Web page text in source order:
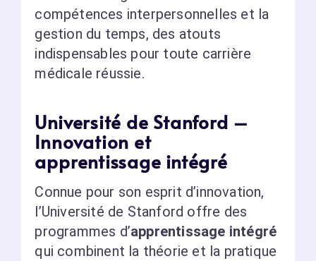
compétences interpersonnelles et la
gestion du temps, des atouts
indispensables pour toute carrière
médicale réussie.
Université de Stanford –
Innovation et
apprentissage intégré
Connue pour son esprit d’innovation,
l’Université de Stanford offre des
programmes d’apprentissage intégré
qui combinent la théorie et la pratique